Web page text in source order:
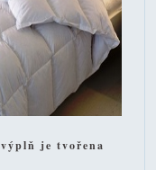
je tvořena